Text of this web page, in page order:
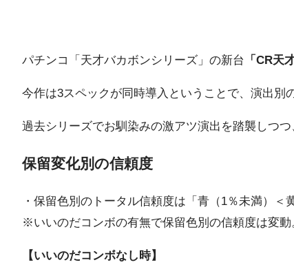
パチンコ「天才バカボンシリーズ」の新台 「CR天
今作は3スペックが同時導入ということで、演出別
過去シリーズでお馴染みの激アツ演出を踏襲しつ
保留変化別の信頼度
・保留色別のトータル信頼度は「青（1％未満）
※いいのだコンボの有無で保留色別の信頼度は変動
【いいのだコンボなし時】